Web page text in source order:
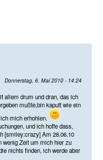
Donnerstag, 6. Mai 2010 - 14:24
allem drum und dran, das ich
mußte,bin kaputt wie ein
mich erhohlen.
und ich hoffe dass,
[smiley:crazy] Am 28.06.10
wenig Zeit um mich hier zu
nichts finden, ich werde aber